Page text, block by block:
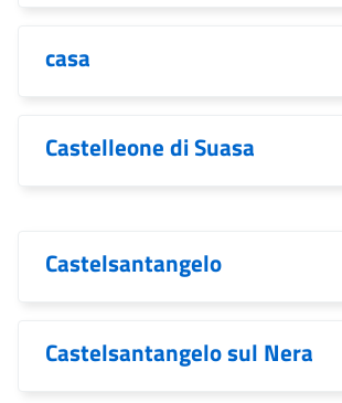
casa
Castelleone di Suasa
Castelsantangelo
Castelsantangelo sul Nera